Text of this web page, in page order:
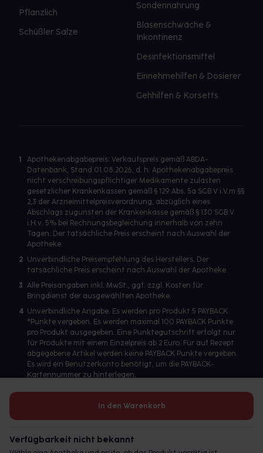
In den Warenkorb
Verfügbarkeit nicht bekannt
Pflanzlich
Schüßler Salze
Sondennahrung
Blasenschwäche &
Inkontinenz
Desinfektionsmittel
Einnehmehilfen & Dosierer
Gehhilfen & Korsetts
1
Apothekenabgabepreis: Verkaufspreis gemäß ABDA-
Datenbank, Stand 01.08.2026, d. h. Apothekenabgabepreis
nicht verschreibungspflichtiger Medikamente zulasten
gesetzlicher Krankenkassen gemäß § 129 Abs. 5a SGB V i.V.m §§
2,3 der Arzneimittelpreisverordnung, abzüglich eines
Abschlags zugunsten der Krankenkasse gemäß § 130 SGB V
i.H.v. 5% bei Rechnungsbegleichung innerhalb von zehn
Tagen. Der tatsächliche Preis erscheint nach Auswahl der
Apotheke.
2 Unverbindliche Preisempfehlung des Herstellers. Der
tatsächliche Preis erscheint nach Auswahl der Apotheke.
3 Alle Preisangaben inkl. MwSt., ggf. zzgl. Kosten für
Bringdienst der ausgewählten Apotheke.
4 Unverbindliche Angabe. Es werden pro Produkt 5 PAYBACK
°Punkte vergeben. Es werden maximal 100 PAYBACK Punkte
pro Produkt ausgegeben. Eine Punktegutschrift erfolgt nur
für Produkte mit einem Einzelpreis ab 2 Euro. Für auf Rezept
abgegebene Artikel werden keine PAYBACK Punkte vergeben.
Es wird ein Benutzerkonto benötigt, um die PAYBACK-
Kartennummer zu hinterlegen.
Betreiber des Portals und verantwortlich: gesund.de GmbH &
© 2026 gesund.de GmbH & Co. KG